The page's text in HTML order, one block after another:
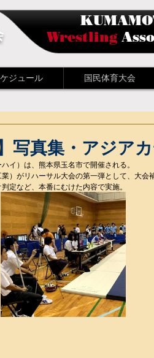
Wrestling
写真集・アジア
イ）は、熊本県玉名市で開催される。
）がリハーサル大会の第一弾として、大会
定など、本番にむけた内容で実施。
ジュール 国民体育大会